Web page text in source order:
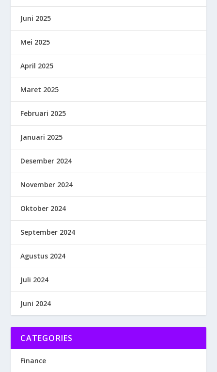
Juni 2025
Mei 2025
April 2025
Maret 2025
Februari 2025
Januari 2025
Desember 2024
November 2024
Oktober 2024
September 2024
Agustus 2024
Juli 2024
Juni 2024
CATEGORIES
Finance